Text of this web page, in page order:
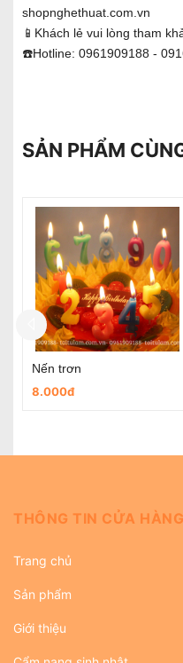
shopnghethuat.com.vn
📱Khách lẻ vui lòng tham
☎️Hotline: 0961909188 -
SẢN PHẨM
Nến số mũ xanh
15.000đ
THÔNG TIN CỬA HÀNG
Trang chủ
Sản phẩm
Giới thiệu